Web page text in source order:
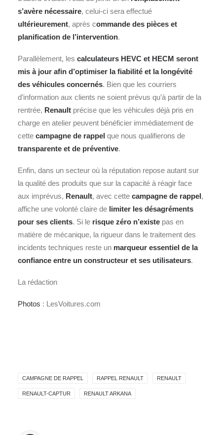
s’avère nécessaire, celui-ci sera effectué
ultérieurement, après commande des pièces et
planification de l’intervention.
Parallèlement, les calculateurs HEVC et HECM seront
mis à jour afin d’optimiser la fiabilité et la longévité
des véhicules concernés. Bien que les courriers
d’information aux clients ne soient prévus qu’à partir de la
rentrée, Renault précise que les véhicules déjà pris en
charge en atelier peuvent bénéficier immédiatement de
cette campagne de rappel que nous qualifierons de
transparente et de préventive.
Enfin, dans un secteur où la réputation repose autant sur
la qualité des produits que sur la capacité à réagir face
aux imprévus, Renault, avec cette campagne de rappel,
affiche une volonté claire de limiter les désagréments
pour ses clients. Si le risque zéro n’existe pas en
matière de mécanique, la rigueur dans le traitement des
incidents techniques reste un marqueur essentiel de la
confiance entre un constructeur et ses utilisateurs.
La rédaction
Photos : LesVoitures.com
CAMPAGNE DE RAPPEL RAPPEL RENAULT RENAULT
RENAULT-CAPTUR RENAULT ARKANA